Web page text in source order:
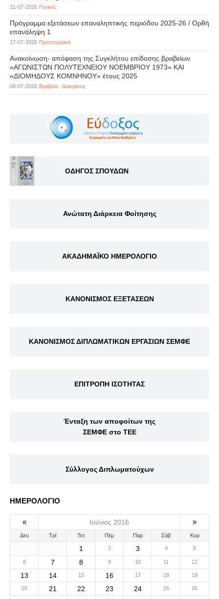
21-07-2026 Γενικές
Πρόγραμμα εξετάσεων επαναληπτικής περιόδου 2025-26 / Ορθή
επανάληψη 1
17-07-2026 Προπτυχιακά
Ανακοίνωση- απόφαση της Συγκλήτου επίδοσης βραβείων
«ΑΓΩΝΙΣΤΩΝ ΠΟΛΥΤΕΧΝΕΙΟΥ ΝΟΕΜΒΡΙΟΥ 1973» ΚΑΙ
«ΔΙΟΜΗΔΟΥΣ ΚΟΜΝΗΝΟΥ» έτους 2025
08-07-2026 Βραβεία - Διακρίσεις
ΟΔΗΓΟΣ ΣΠΟΥΔΩΝ
Ανώτατη Διάρκεια Φοίτησης
ΑΚΑΔΗΜΑΪΚΟ ΗΜΕΡΟΛΟΓΙΟ
ΚΑΝΟΝΙΣΜΟΣ ΕΞΕΤΑΣΕΩΝ
ΚΑΝΟΝΙΣΜΟΣ ΔΙΠΛΩΜΑΤΙΚΩΝ ΕΡΓΑΣΙΩΝ ΣΕΜΦΕ
ΕΠΙΤΡΟΠΗ ΙΣΟΤΗΤΑΣ
Ένταξη των αποφοίτων της
ΣΕΜΦΕ στο ΤΕΕ
Σύλλογος Διπλωματούχων
ΗΜΕΡΟΛΟΓΙΟ
« Ιούνιος 2016 »
Δευ Τρί Τετ Πέμ Παρ Σάβ Κυρ
1 2 3 4 5
6 7 8 9 10 11 12
13 14 15 16 17 18 19
20 21 22 23 24 25 26